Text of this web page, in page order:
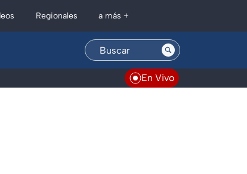
Regionales a más +
En Vivo